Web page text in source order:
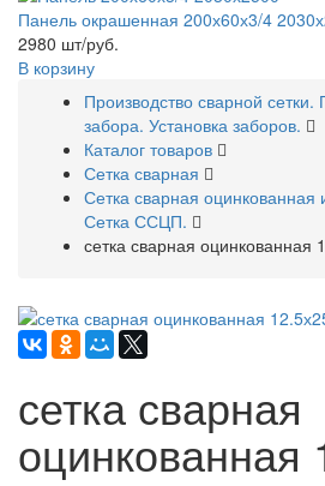
Панель окрашенная 200х60х3/4
2980 шт/руб.
В корзину
Производство сварной сетки.
забора. Установка заборов.
Каталог товаров
Сетка сварная
Сетка сварная оцинкованная
Сетка ССЦП.
сетка сварная оцинкованная
сетка сварная
оцинкованная